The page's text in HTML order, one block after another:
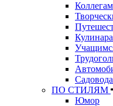
Коллегам
ПО СТИЛЯМ
Юмор